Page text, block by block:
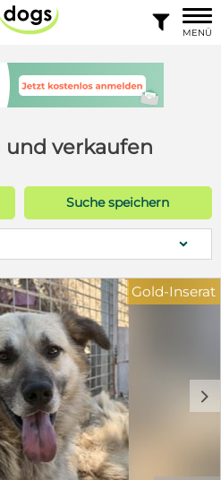

MENÜ
verkaufen
Suche speichern
d
Gold-Inserat